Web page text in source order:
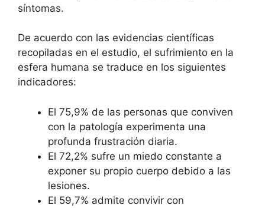
síntomas.
De acuerdo con las evidencias científicas
recopiladas en el estudio, el sufrimiento en la
esfera humana se traduce en los siguientes
indicadores:
El 75,9% de las personas que conviven
con la patología experimenta una
profunda frustración diaria.
El 72,2% sufre un miedo constante a
exponer su propio cuerpo debido a las
lesiones.
El 59,7% admite convivir con